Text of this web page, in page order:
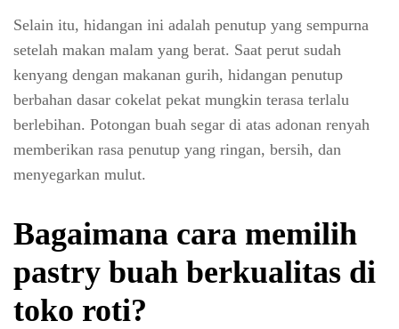
Selain itu, hidangan ini adalah penutup yang sempurna
setelah makan malam yang berat. Saat perut sudah
kenyang dengan makanan gurih, hidangan penutup
berbahan dasar cokelat pekat mungkin terasa terlalu
berlebihan. Potongan buah segar di atas adonan renyah
memberikan rasa penutup yang ringan, bersih, dan
menyegarkan mulut.
Bagaimana cara memilih
pastry buah berkualitas di
toko roti?